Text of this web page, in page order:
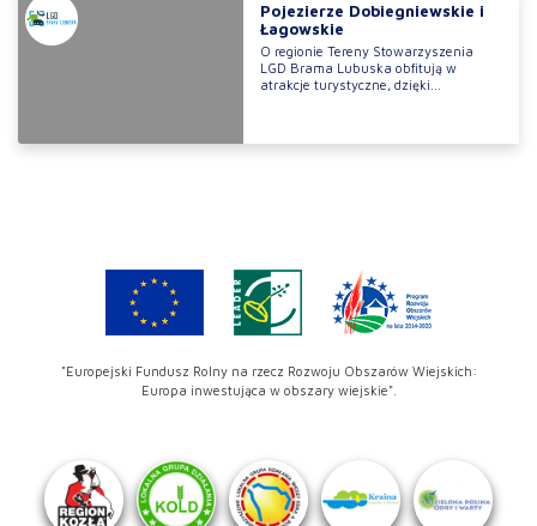
Pojezierze Dobiegniewskie i
Łagowskie
O regionie Tereny Stowarzyszenia
LGD Brama Lubuska obfitują w
atrakcje turystyczne, dzięki...
"Europejski Fundusz Rolny na rzecz Rozwoju Obszarów Wiejskich:
Europa inwestująca w obszary wiejskie".